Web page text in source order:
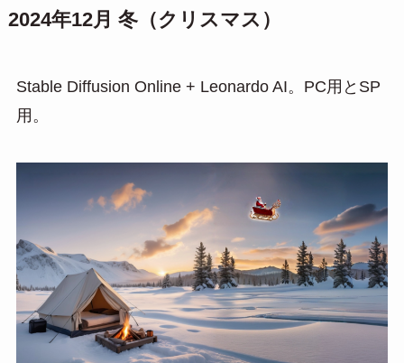
2024年12月 冬（クリスマス）
Stable Diffusion Online + Leonardo AI。PC用とSP
用。